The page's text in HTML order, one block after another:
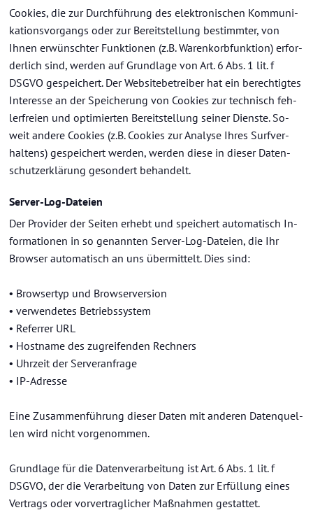
Coo­kies, die zur Durch­füh­rung des elek­tro­ni­schen Kom­mu­ni­
ka­ti­ons­vor­gangs oder zur Be­reit­stel­lung be­stimm­ter, von
Ihnen er­wünsch­ter Funk­tio­nen (z.B. Wa­ren­korb­funk­ti­on) er­for­
der­lich sind, wer­den auf Grund­la­ge von Art. 6 Abs. 1 lit. f
DSGVO ge­spei­chert. Der Web­site­be­trei­ber hat ein be­rech­tig­tes
In­ter­es­se an der Spei­che­rung von Coo­kies zur tech­nisch feh­
ler­frei­en und op­ti­mier­ten Be­reit­stel­lung sei­ner Diens­te. So­
weit an­de­re Coo­kies (z.B. Coo­kies zur Ana­ly­se Ihres Surf­ver­
hal­tens) ge­spei­chert wer­den, wer­den diese in die­ser Da­ten­
schutz­er­klä­rung ge­son­dert be­han­delt.
Server-​Log-Dateien
Der Pro­vi­der der Sei­ten er­hebt und spei­chert au­to­ma­tisch In­
for­ma­tio­nen in so ge­nann­ten Server-​Log-Dateien, die Ihr
Brow­ser au­to­ma­tisch an uns über­mit­telt. Dies sind:
• Brow­ser­typ und Brow­ser­ver­si­on
• ver­wen­de­tes Be­triebs­sys­tem
• Re­fer­rer URL
• Host­na­me des zu­grei­fen­den Rech­ners
• Uhr­zeit der Ser­ver­an­fra­ge
• IP-​Adresse
Eine Zu­sam­men­füh­rung die­ser Daten mit an­de­ren Da­ten­quel­
len wird nicht vor­ge­nom­men.
Grund­la­ge für die Da­ten­ver­ar­bei­tung ist Art. 6 Abs. 1 lit. f
DSGVO, der die Ver­ar­bei­tung von Daten zur Er­fül­lung eines
Ver­trags oder vor­ver­trag­li­cher Maß­nah­men ge­stat­tet.